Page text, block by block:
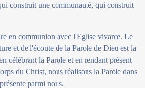
construit une communauté, qui construit
en communion avec l'Eglise vivante. Le
et de l'écoute de la Parole de Dieu est la
célébrant la Parole et en rendant présent
du Christ, nous réalisons la Parole dans
parmi nous.